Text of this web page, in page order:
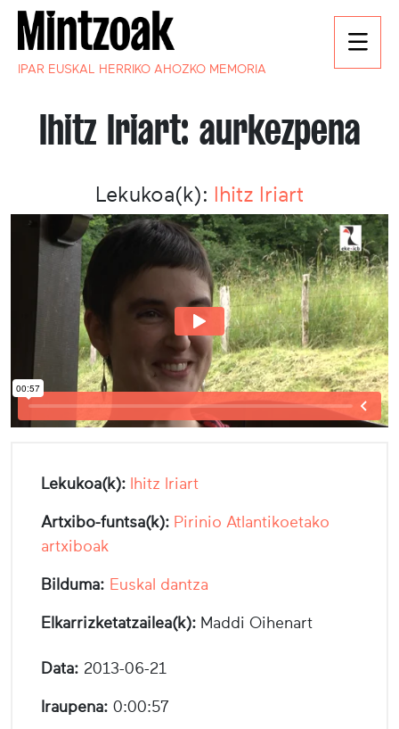
IPAR EUSKAL HERRIKO AHOZKO MEMORIA
Ihitz Iriart: aurkezpena
Lekukoa(k): Ihitz Iriart
Lekukoa(k): Ihitz Iriart
Artxibo-funtsa(k): Pirinio Atlantikoetako
artxiboak
Bilduma: Euskal dantza
Elkarrizketatzailea(k): Maddi Oihenart
Data: 2013-06-21
Iraupena: 0:00:57